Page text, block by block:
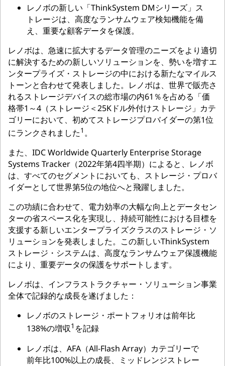
レノボの新しい「ThinkSystem DMシリーズ」ス
トレージは、高度なランサムウェア検知機能を備
え、重要な顧客データを保護。
レノボは、急速に拡大するデータ管理のニーズをより適切
に解決するための新しいソリューションを、勢いを増すエ
ンタープライズ・ストレージの中における新たなマイルス
トーンと合わせて発表しました。レノボは、世界で販売さ
れるストレージデバイスの総市場の内61％を占める「価
格帯1～4（ストレージ＜25Kドル外付けストレージ」カテ
ゴリーにおいて、初めてストレージプロバイダーの第1位
にランクされました1 。
また、IDC Worldwide Quarterly Enterprise Storage
Systems Tracker（2022年第4四半期）によると、レノボ
は、すべてのセグメントにおいても、ストレージ・プロバ
イダーとして世界第5位の地位へと飛躍しました。
この功績に合わせて、電力効率の大幅な向上とデータセン
ターの省スペース化を実現し、持続可能性における目標を
支援する新しいエンタープライズクラスのストレージ・ソ
リューションを発表しました。この新しいThinkSystem
ストレージ・システムは、高度なランサムウェア保護機能
により、重要データの保護をサポートします。
レノボは、インフラストラクチャー・ソリューション事業
全体で記録的な成長を遂げました：
レノボのストレージ・ポートフォリオは前年比
138%の増収1 を記録
レノボは、AFA（All-Flash Array）カテゴリーで
前年比100%以上の成長、ミッドレンジストレー